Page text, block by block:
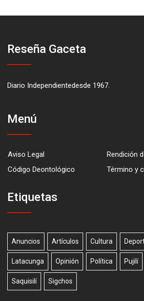
Reseña Gaceta
Diario Independientedesde 1967.
Menú
Aviso Legal
Rendición
Código Deontológico
Término y
Etiquetas
Anuncios Artículos Cultura
Latacunga Opinión Política Pujilí
Saquisilí Sigchos